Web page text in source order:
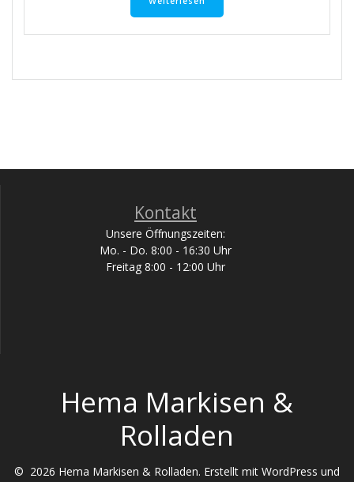
Kontakt
Unsere Öffnungszeiten:
Mo. - Do. 8:00 - 16:30 Uhr
Freitag 8:00 - 12:00 Uhr
Hema Markisen &
Rolladen
© 2026 Hema Markisen & Rolladen. Erstellt mit WordPress und